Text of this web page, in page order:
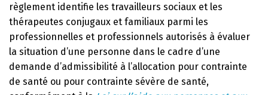
règlement identifie les travailleurs sociaux et les
thérapeutes conjugaux et familiaux parmi les
professionnelles et professionnels autorisés à évaluer
la situation d’une personne dans le cadre d’une
demande d’admissibilité à l’allocation pour contrainte
de santé ou pour contrainte sévère de santé,